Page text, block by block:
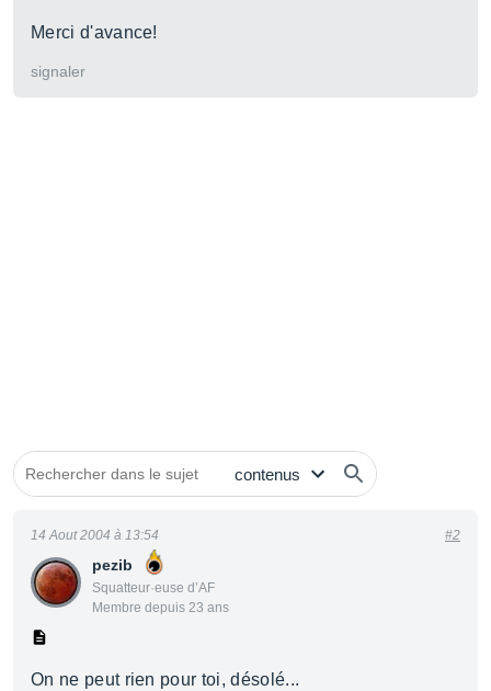
Merci d'avance!
signaler
pezib
Squatteur·euse d’AF
Membre depuis 23 ans
14 Aout 2004 à 13:54 #2
On ne peut rien pour toi, désolé...